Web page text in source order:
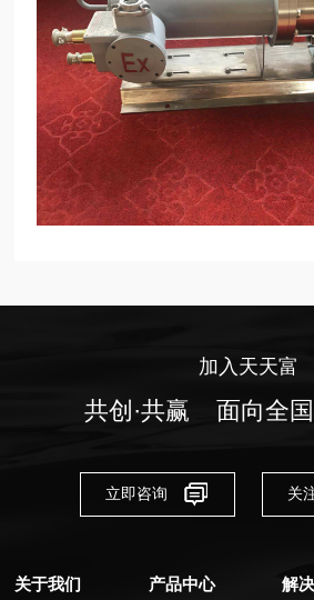
加入天天富
共创·共赢 面向全
立即咨询 关
关于我们 产品中心
解